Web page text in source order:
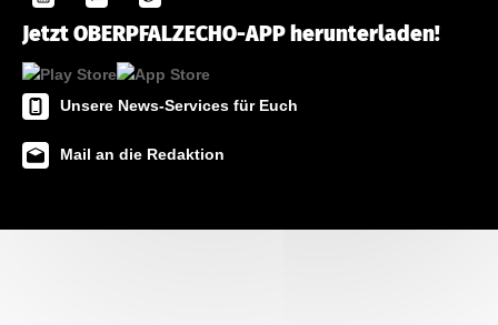
Jetzt OBERPFALZECHO-APP herunterladen!
Unsere News-Services für Euch
Mail an die Redaktion